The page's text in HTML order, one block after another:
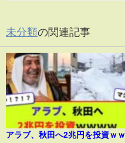
未分類の関連記事
アラブ、秋田へ2兆円を投資ｗｗ